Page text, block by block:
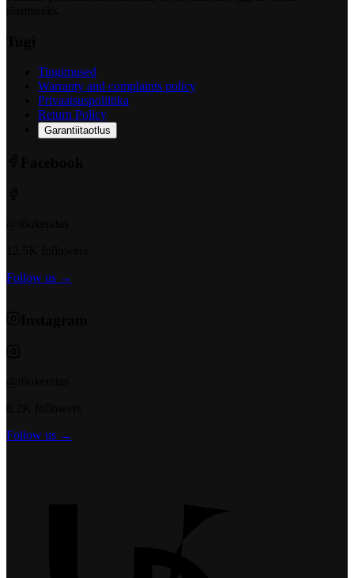
Tingimused
Warranty and complaints policy
Privaatsuspoliitika
Return Policy
Garantiitaotlus
Follow us →
Follow us →